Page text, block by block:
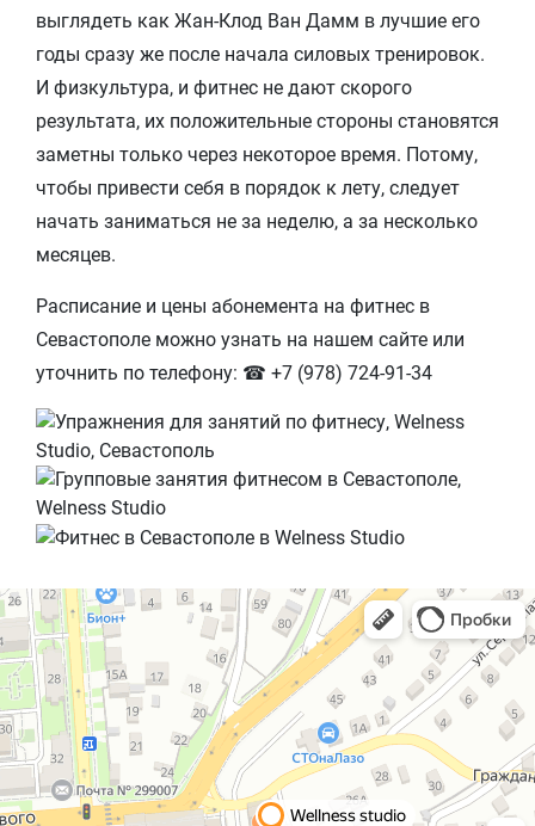
выглядеть как Жан-Клод Ван Дамм в лучшие его
годы сразу же после начала силовых тренировок.
И физкультура, и фитнес не дают скорого
результата, их положительные стороны становятся
заметны только через некоторое время. Потому,
чтобы привести себя в порядок к лету, следует
начать заниматься не за неделю, а за несколько
месяцев.
Расписание и цены абонемента на фитнес в
Севастополе можно узнать на нашем сайте или
уточнить по телефону: ☎ +7 (978) 724-91-34